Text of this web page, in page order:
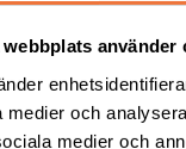
webbplats använder
medier och
medier och
Starzclub
För